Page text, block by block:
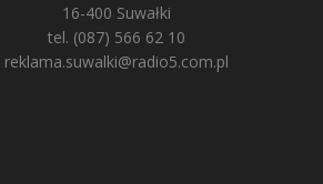
16-400 Suwałki
tel. (087) 566 62 10
reklama.suwalki@radio5.com.pl